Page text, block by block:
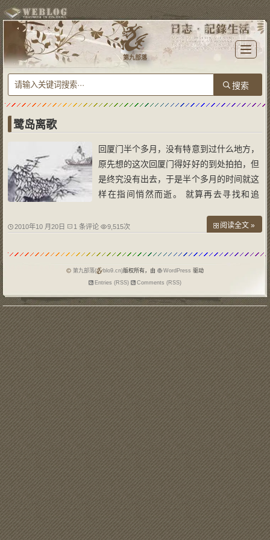
T
o
l
e
n
i
n
第九部落
鹭岛离歌
回厦门半个多月，没有特意到过什么地方，
原先想的这次回厦门得好好的到处拍拍，但
是终究没有出去，于是半个多月的时间就这
样在指间悄然而逝。 就算再去寻找和追
凋谢，那鼓浪屿栈道悬崖上的紫色牵牛花也
外的风景打个照面，白鹭依旧雀舞，湖水
2010年10 月20日 1 条评论 9,515次 阅读全文 »
第九部落( blo9.cn)版权所有，由 WordPress 驱动
Entries (RSS)
Comments (RSS)